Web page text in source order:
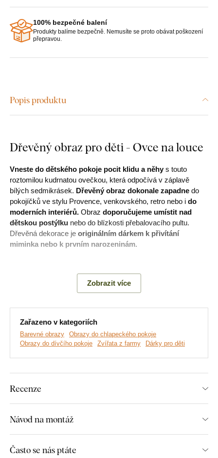
100% bezpečné balení
Produkty balíme bezpečně. Nemusíte se proto obávat poškození
přepravou.
Popis produktu
Dřevěný obraz pro děti - Ovce na louce
Vneste do dětského pokoje pocit klidu a něhy s touto
roztomilou kudrnatou ovečkou, která odpočívá v záplavě
bílých sedmikrásek. Dřevěný obraz dokonale zapadne do
pokojíčků ve stylu Provence, venkovského, retro nebo i do
moderních interiérů. Obraz doporučujeme umístit nad
dětskou postýlku nebo do blízkosti přebalovacího pultu.
Dřevěná dekorace je originálním dárkem k přivítání
miminka nebo k prvním narozeninám.
desce. Používáme přitom
nejkvalitnější barvy na trhu. Motiv tiskneme přímo na desku
a následně vyřezáváme pomocí laseru. Díky tomu má obraz z
motiv.
Zobrazit více
Zařazeno v kategoriích
Barevné obrazy
Obrazy do chlapeckého pokoje
Obrazy do dívčího pokoje
Zvířata z farmy Dárky pro děti
Recenze
Návod na montáž
Často se nás ptáte